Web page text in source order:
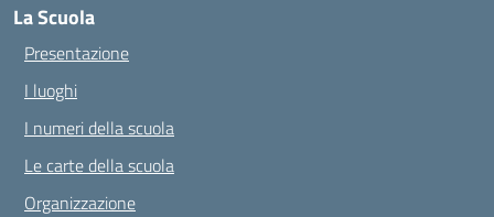
La Scuola
Presentazione
I luoghi
I numeri della scuola
Le carte della scuola
Organizzazione